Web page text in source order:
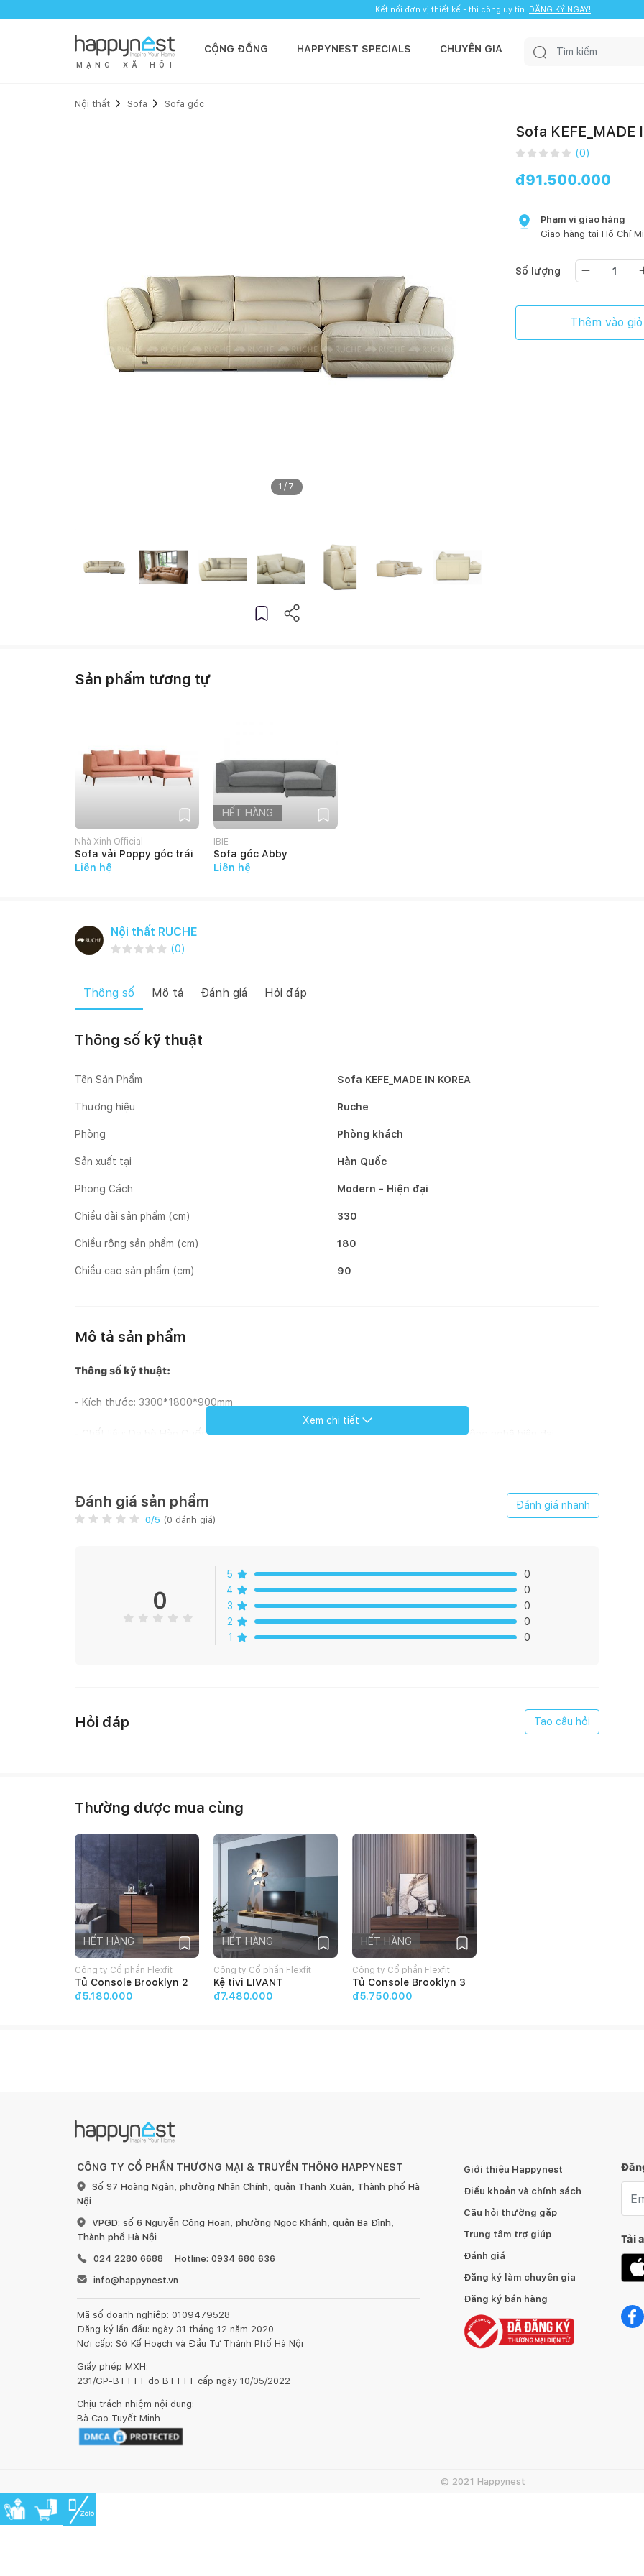
Kết nối đơn vị thiết kế - thi công uy tín. ĐĂNG KÝ NGAY!
M Ạ N G X Ã H Ộ I
CỘNG ĐỒNG HAPPYNEST SPECIALS CHUYÊN GIA
Nội thất Sofa Sofa góc
1 / 7
Sofa KEFE_MADE
(0)
đ91.500.000
Phạm vi giao hàng
Giao hàng tại Hồ Chí
Số lượng
Thêm vào giỏ
Sản phẩm tương tự
Nhà Xinh Official
Sofa vải Poppy góc trái
Liên hệ
HẾT HÀNG
IBIE
Sofa góc Abby
Liên hệ
Nội thất RUCHE
(0)
Thông số Mô tả Đánh giá Hỏi đáp
Thông số kỹ thuật
Tên Sản Phẩm Sofa KEFE_MADE IN KOREA
Thương hiệu Ruche
Phòng Phòng khách
Sản xuất tại Hàn Quốc
Phong Cách Modern - Hiện đại
Chiều dài sản phẩm (cm) 330
Chiều rộng sản phẩm (cm) 180
Chiều cao sản phẩm (cm) 90
Mô tả sản phẩm
Thông số kỹ thuật:
- Kích thước: 3300*1800*900mm
- Chất liệu: Da bò Hàn Quốc/ Da bò Italy. Khung gỗ Nawang, bông mút Hàn Quốc, công nghệ hiện đại
- Ứng dụng: Phù hợp sử dụng cho các căn hộ hiện đại và sang trọng
Thông tin chi tiết:
Sofa góc Kefe
Nữ Hoàng RUCHE kiêu sa và lộng lẫy.Đây mà mẫu sofa được mệnh danh là Nữ Hoàng của
Kiểu dáng sofa góc Kefe có nét mềm mại, uyển chuyển rất tự nhiên nhưng lại có những nét khỏe khoắn.
Xem chi tiết
Đánh giá sản phẩm
0/5 (0 đánh giá)
Đánh giá nhanh
0
5
0
4
0
3
0
2
0
1
0
Hỏi đáp Tạo câu hỏi
Thường được mua cùng
HẾT HÀNG
Công ty Cổ phần Flexfit
Tủ Console Brooklyn 2
đ5.180.000
HẾT HÀNG
Công ty Cổ phần Flexfit
Kệ tivi LIVANT
đ7.480.000
HẾT HÀNG
Công ty Cổ phần Flexfit
Tủ Console Brooklyn 3
đ5.750.000
CÔNG TY CỔ PHẦN THƯƠNG MẠI & TRUYỀN THÔNG HAPPYNEST
Số 97 Hoàng Ngân, phường Nhân Chính, quận Thanh Xuân, Thành phố Hà
Nội
VPGD: số 6 Nguyễn Công Hoan, phường Ngọc Khánh, quận Ba Đình,
Thành phố Hà Nội
024 2280 6688
Hotline: 0934 680 636
info@happynest.vn
Mã số doanh nghiệp: 0109479528
Đăng ký lần đầu: ngày 31 tháng 12 năm 2020
Nơi cấp: Sở Kế Hoạch và Đầu Tư Thành Phố Hà Nội
Giấy phép MXH:
231/GP-BTTTT do BTTTT cấp ngày 10/05/2022
Chịu trách nhiệm nội dung:
Bà Cao Tuyết Minh
Giới thiệu Happynest
Điều khoản và chính sách
Câu hỏi thường gặp
Trung tâm trợ giúp
Đánh giá
Đăng ký làm chuyên gia
Đăng ký bán hàng
Tải
© 2021 Happynest